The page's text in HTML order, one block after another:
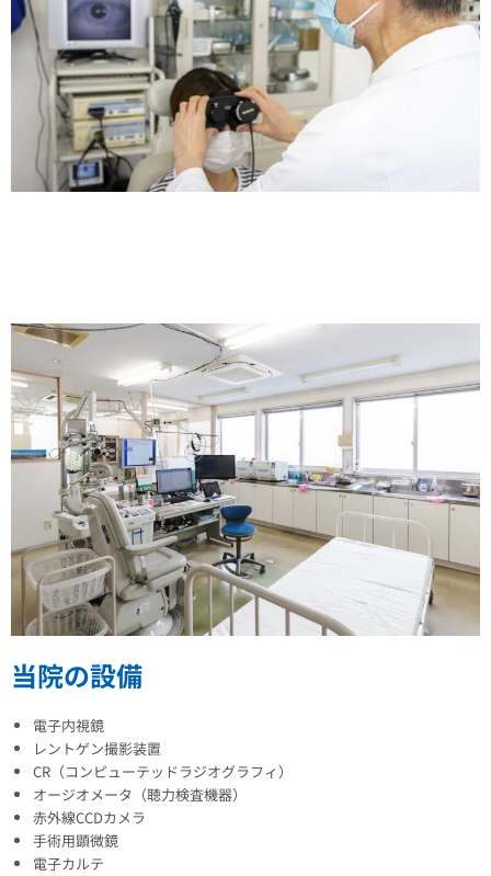
当院の設備
電子内視鏡
レントゲン撮影装置
CR（コンピューテッドラジオグラフィ）
オージオメータ（聴力検査機器）
赤外線CCDカメラ
手術用顕微鏡
電子カルテ